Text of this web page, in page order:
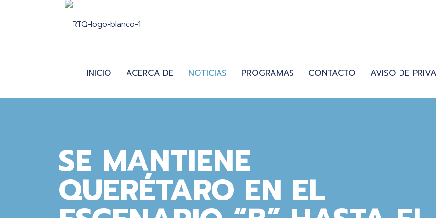
INICIO ACERCA DE NOTICIAS PROGRAMAS CONTACTO AVISO DE
SE MANTIENE
QUERÉTARO EN EL